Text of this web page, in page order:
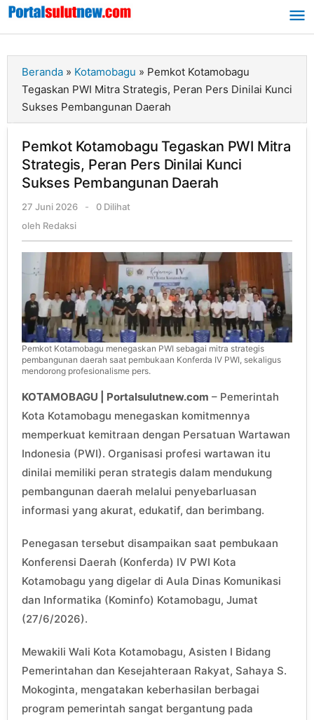
Lewati
Beranda » Kotamobagu » Pemkot Kotamobagu
Tegaskan PWI Mitra Strategis, Peran Pers Dinilai Kunci
Sukses Pembangunan Daerah
Pemkot Kotamobagu Tegaskan PWI Mitra
Strategis, Peran Pers Dinilai Kunci
Sukses Pembangunan Daerah
27 Juni 2026
oleh
-
0 Dilihat
oleh Redaksi
Pemkot Kotamobagu menegaskan PWI sebagai mitra strategis
pembangunan daerah saat pembukaan Konferda IV PWI, sekaligus
mendorong profesionalisme pers.
KOTAMOBAGU | Portalsulutnew.com – Pemerintah
Kota Kotamobagu menegaskan komitmennya
memperkuat kemitraan dengan Persatuan Wartawan
Indonesia (PWI). Organisasi profesi wartawan itu
dinilai memiliki peran strategis dalam mendukung
pembangunan daerah melalui penyebarluasan
informasi yang akurat, edukatif, dan berimbang.
Penegasan tersebut disampaikan saat pembukaan
Konferensi Daerah (Konferda) IV PWI Kota
Kotamobagu yang digelar di Aula Dinas Komunikasi
dan Informatika (Kominfo) Kotamobagu, Jumat
(27/6/2026).
Mewakili Wali Kota Kotamobagu, Asisten I Bidang
Pemerintahan dan Kesejahteraan Rakyat, Sahaya S.
Mokoginta, mengatakan keberhasilan berbagai
program pemerintah sangat bergantung pada